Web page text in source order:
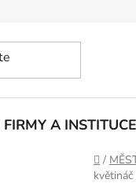
A INSTITUCE
Domů
/